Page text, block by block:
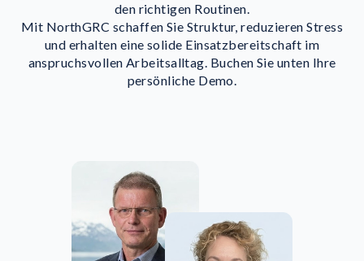
den richtigen Routinen.
Mit NorthGRC schaffen Sie Struktur, reduzieren Stress
und erhalten eine solide Einsatzbereitschaft im
anspruchsvollen Arbeitsalltag. Buchen Sie unten Ihre
persönliche Demo.